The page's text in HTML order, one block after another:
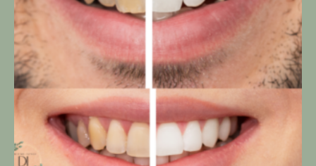
page
du
produit
Les
options
peuvent
être
choisies
sur
page
du